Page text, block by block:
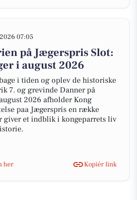
07:05
på Jægerspris Slot:
i august 2026
i tiden og oplev de historiske
7. og grevinde Danner på
2026 afholder Kong
paa Jægerspris en række
giver et indblik i kongeparrets liv
her
Kopiér link